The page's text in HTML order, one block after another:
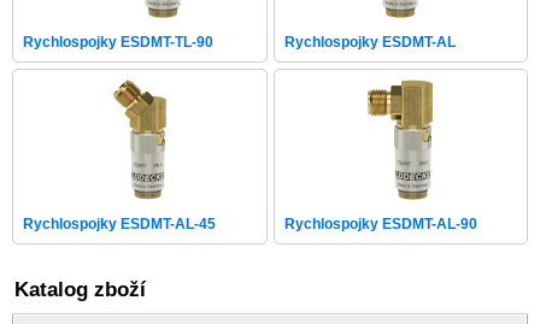
Rychlospojky ESDMT-TL-90 Rychlospojky ESDMT-AL
Rychlospojky ESDMT-AL-45 Rychlospojky ESDMT-AL-90
Katalog zboží